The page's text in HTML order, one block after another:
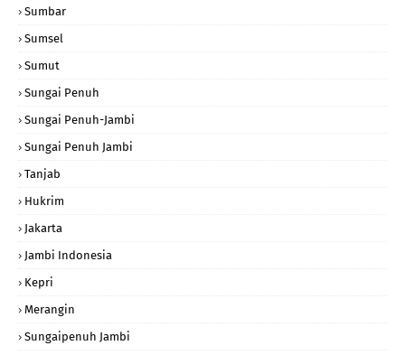
Sumbar
Sumsel
Sumut
Sungai Penuh
Sungai Penuh-Jambi
Sungai Penuh Jambi
Tanjab
Hukrim
Jakarta
Jambi Indonesia
Kepri
Merangin
Sungaipenuh Jambi